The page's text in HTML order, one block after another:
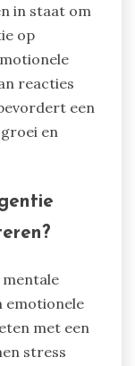
in staat om
op
reacties
een
en
emotionele
met een
stress